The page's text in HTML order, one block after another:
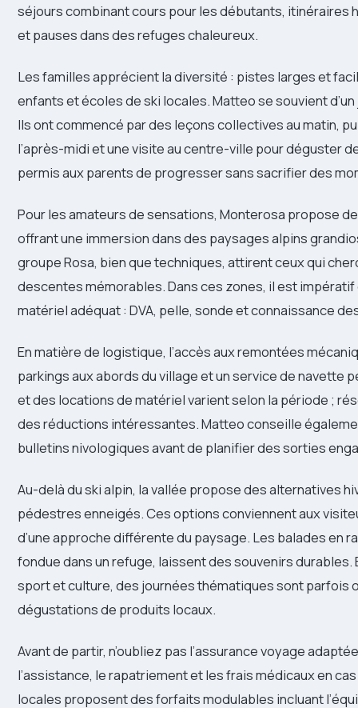
séjours combinant cours pour les débutants,
et pauses dans des refuges chaleureux.
Les familles apprécient la diversité : pistes larges et
enfants et écoles de ski locales. Matteo se souvient
Ils ont commencé par des leçons collectives au matin,
l’après-midi et une visite au centre-ville pour déguster
permis aux parents de progresser sans sacrifier des
Pour les amateurs de sensations, Monterosa propose
offrant une immersion dans des paysages alpins
groupe Rosa, bien que techniques, attirent ceux qui
descentes mémorables. Dans ces zones, il est
matériel adéquat : DVA, pelle, sonde et connaissance
En matière de logistique, l’accès aux remontées
parkings aux abords du village et un service de navette
et des locations de matériel varient selon la période ;
des réductions intéressantes. Matteo conseille
bulletins nivologiques avant de planifier des sorties
Au-delà du ski alpin, la vallée propose des alternatives
pédestres enneigés. Ces options conviennent aux
d’une approche différente du paysage. Les balades en
fondue dans un refuge, laissent des souvenirs
sport et culture, des journées thématiques sont parfois
dégustations de produits locaux.
Avant de partir, n’oubliez pas l’assurance voyage
l’assistance, le rapatriement et les frais médicaux en
locales proposent des forfaits modulables incluant